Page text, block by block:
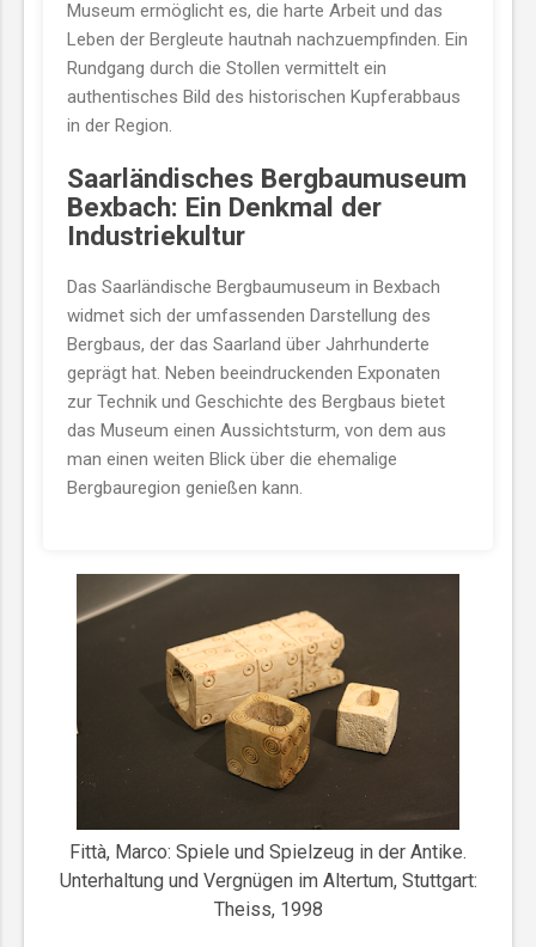
Museum ermöglicht es, die harte Arbeit und das
Leben der Bergleute hautnah nachzuempfinden. Ein
Rundgang durch die Stollen vermittelt ein
authentisches Bild des historischen Kupferabbaus
in der Region.
Saarländisches Bergbaumuseum
Bexbach: Ein Denkmal der
Industriekultur
Das Saarländische Bergbaumuseum in Bexbach
widmet sich der umfassenden Darstellung des
Bergbaus, der das Saarland über Jahrhunderte
geprägt hat. Neben beeindruckenden Exponaten
zur Technik und Geschichte des Bergbaus bietet
das Museum einen Aussichtsturm, von dem aus
man einen weiten Blick über die ehemalige
Bergbauregion genießen kann.
Fittà, Marco: Spiele und Spielzeug in der Antike.
Unterhaltung und Vergnügen im Altertum, Stuttgart:
Theiss, 1998